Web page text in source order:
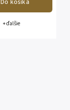
Do košíka
+ ďalšie